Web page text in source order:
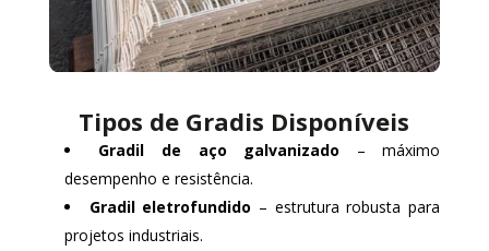
Tipos de Gradis Disponíveis
Gradil de aço galvanizado – máximo
desempenho e resistência.
Gradil eletrofundido – estrutura robusta para
projetos industriais.